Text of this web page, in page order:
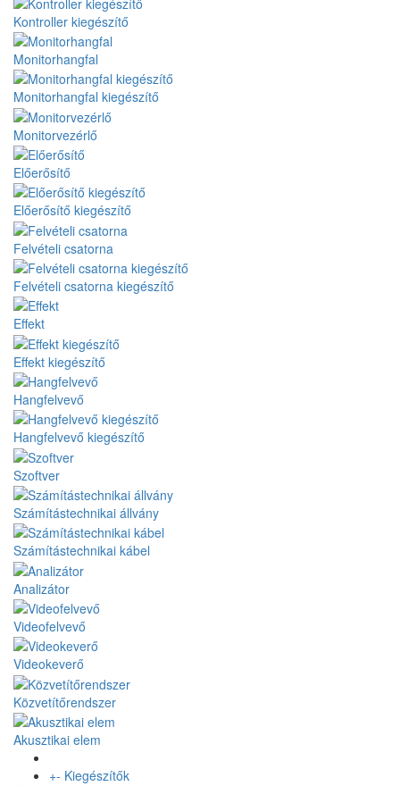
Kontroller kiegészítő
Monitorhangfal
Monitorhangfal kiegészítő
Monitorvezérlő
Előerősítő
Előerősítő kiegészítő
Felvételi csatorna
Felvételi csatorna kiegészítő
Effekt
Effekt kiegészítő
Hangfelvevő
Hangfelvevő kiegészítő
Szoftver
Számítástechnikai állvány
Számítástechnikai kábel
Analizátor
Videofelvevő
Videokeverő
Közvetítőrendszer
Akusztikai elem
+- Kiegészítők